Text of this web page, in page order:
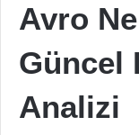
Avro
Güncel
Analizi